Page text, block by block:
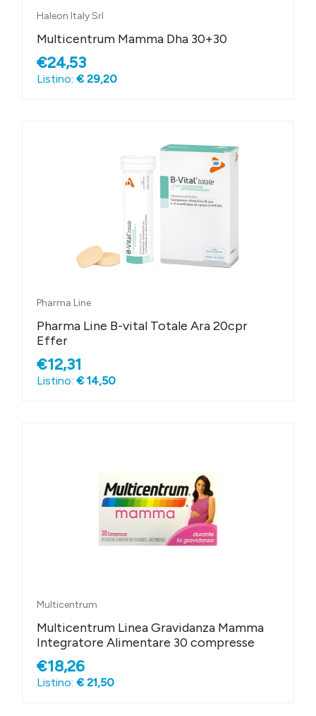
Haleon Italy Srl
Multicentrum Mamma Dha 30+30
€24,53
Listino: € 29,20
Pharma Line
Pharma Line B-vital Totale Ara 20cpr
Effer
€12,31
Listino: € 14,50
Multicentrum
Multicentrum Linea Gravidanza Mamma
Integratore Alimentare 30 compresse
€18,26
Listino: € 21,50